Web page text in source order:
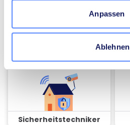
Anpassen
Ablehnen
Sicherheitstechniker